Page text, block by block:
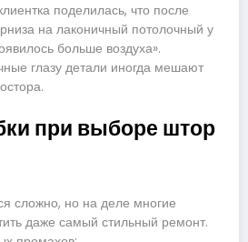
поделилась, что после
на лаконичный потолочный у
больше воздуха».
глазу детали иногда мешают
при выборе штор
сложно, но на деле многие
даже самый стильный ремонт.